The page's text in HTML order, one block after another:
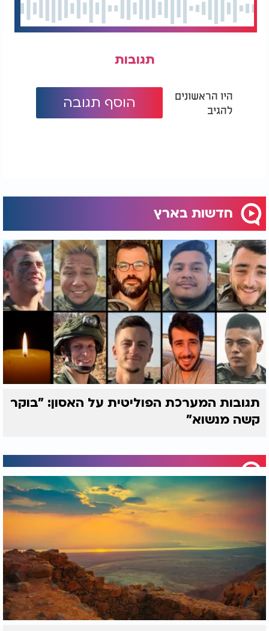
תגובות
היו הראשונים
להגיב
הוסף תגובה
חדשות בארץ
תגובות המערכת הפוליטית על האסון: "בוקר
קשה מנשוא"